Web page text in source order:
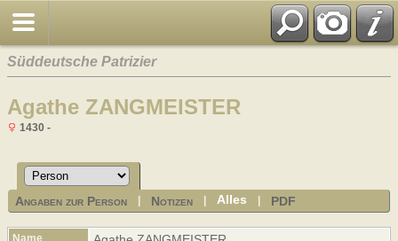
Süddeutsche Patrizier
Agathe ZANGMEISTER
1430 -
Angaben zur Person Notizen |Alles PDF
Name